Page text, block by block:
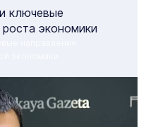
ключевые
экономики